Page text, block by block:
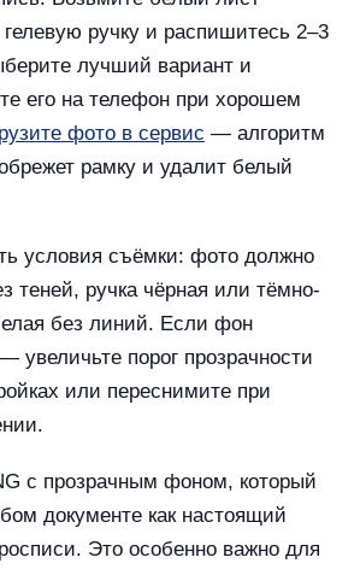
ручку и распишитесь 2–3
лучший вариант и
его на телефон при хорошем
фото в сервис — алгоритм
рамку и удалит белый
условия съёмки: фото должно
теней, ручка чёрная или тёмно-
без линий. Если фон
увеличьте порог прозрачности
или переснимите при
с прозрачным фоном, который
документе как настоящий
Это особенно важно для